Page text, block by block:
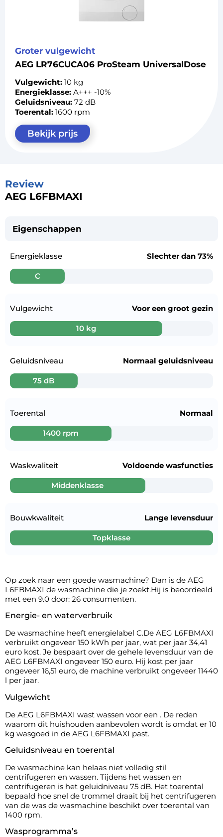
Groter vulgewicht
AEG LR76CUCA06 ProSteam UniversalDose
Vulgewicht: 10 kg
Energieklasse: A+++ -10%
Geluidsniveau: 72 dB
Toerental: 1600 rpm
Bekijk prijs
Review
AEG L6FBMAXI
Eigenschappen
Energieklasse
C
Slechter dan 73%
Vulgewicht
10 kg
Voor een groot gezin
Geluidsniveau
75 dB
Normaal geluidsniveau
Toerental
1400 rpm
Normaal
Waskwaliteit
Middenklasse
Voldoende wasfuncties
Bouwkwaliteit
Topklasse
Lange levensduur
Op zoek naar een goede wasmachine? Dan is de AEG
L6FBMAXI de wasmachine die je zoekt.Hij is beoordeeld
met een 9.0 door: 26 consumenten.
Energie- en waterverbruik
De wasmachine heeft energielabel C.De AEG L6FBMAXI
verbruikt ongeveer 150 kWh per jaar, wat per jaar 34,41
euro kost. Je bespaart over de gehele levensduur van de
AEG L6FBMAXI ongeveer 150 euro. Hij kost per jaar
ongeveer 16,51 euro, de machine verbruikt ongeveer 11440
l per jaar.
Vulgewicht
De AEG L6FBMAXI wast wassen voor een . De reden
waarom dit huishouden aanbevolen wordt is omdat er 10
kg wasgoed in de AEG L6FBMAXI past.
Geluidsniveau en toerental
De wasmachine kan helaas niet volledig stil
centrifugeren en wassen. Tijdens het wassen en
centrifugeren is het geluidniveau 75 dB. Het toerental
bepaald hoe snel de trommel draait bij het centrifugeren
van de was de wasmachine beschikt over toerental van
1400 rpm.
Wasprogramma’s